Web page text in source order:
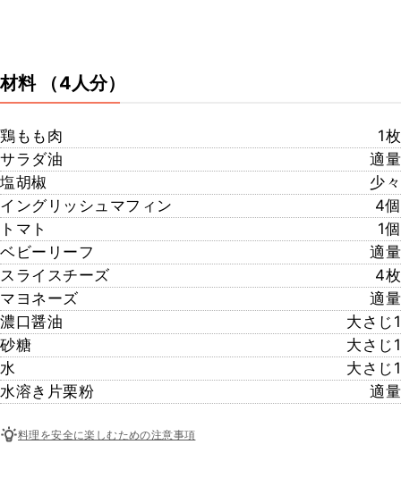
材料 （4人分）
鶏もも肉
1枚
サラダ油
適量
塩胡椒
少々
イングリッシュマフィン
4個
トマト
1個
ベビーリーフ
適量
スライスチーズ
4枚
マヨネーズ
適量
濃口醤油
大さじ1
砂糖
大さじ1
水
大さじ1
水溶き片栗粉
適量
料理を安全に楽しむための注意事項